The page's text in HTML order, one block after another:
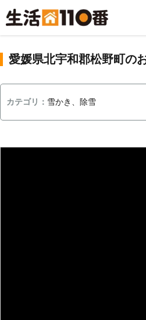
愛媛県北宇和郡松野町の
カテゴリ： 雪かき、除雪